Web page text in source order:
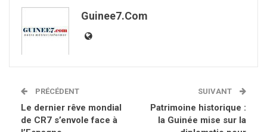
Guinee7.com
PRÉCÉDENT
Le dernier rêve mondial
de CR7 s’envole face à
SUIVANT
Patrimoine historique :
la Guinée mise sur la